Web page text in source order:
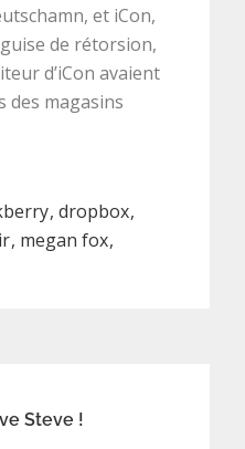
et iCon,
de rétorsion,
d’iCon avaient
des magasins
dropbox
megan fox
Steve !